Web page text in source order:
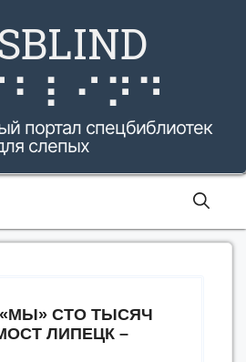
портал спецбиблиотек
слепых
СТО ТЫСЯЧ
ЛИПЕЦК –